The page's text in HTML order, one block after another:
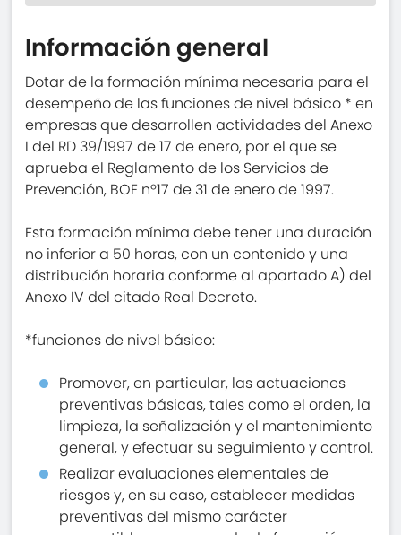
Información general
Dotar de la formación mínima necesaria para el
desempeño de las funciones de nivel básico * en
empresas que desarrollen actividades del Anexo
I del RD 39/1997 de 17 de enero, por el que se
aprueba el Reglamento de los Servicios de
Prevención, BOE nº17 de 31 de enero de 1997.
Esta formación mínima debe tener una duración
no inferior a 50 horas, con un contenido y una
distribución horaria conforme al apartado A) del
Anexo IV del citado Real Decreto.
*funciones de nivel básico:
Promover, en particular, las actuaciones
preventivas básicas, tales como el orden, la
limpieza, la señalización y el mantenimiento
general, y efectuar su seguimiento y control.
Realizar evaluaciones elementales de
riesgos y, en su caso, establecer medidas
preventivas del mismo carácter